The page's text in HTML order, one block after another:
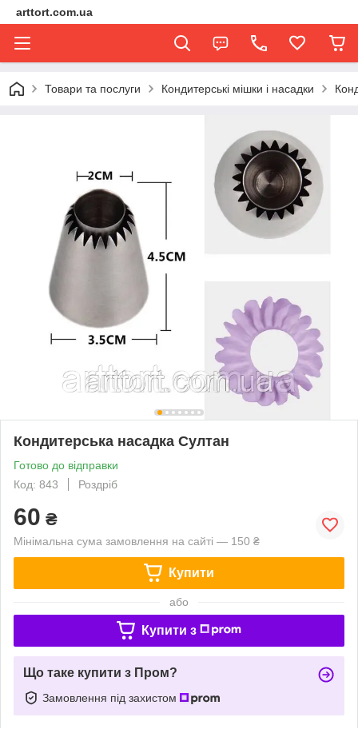
arttort.com.ua
Товари та послуги Кондитерські мішки і насадки
Кондитерська насадка Султан
Готово до відправки
Код: 843
Роздріб
60 ₴
Мінімальна сума замовлення на сайті — 150 ₴
Купити
або
Купити з
Що таке купити з Пром?
Замовлення під захистом